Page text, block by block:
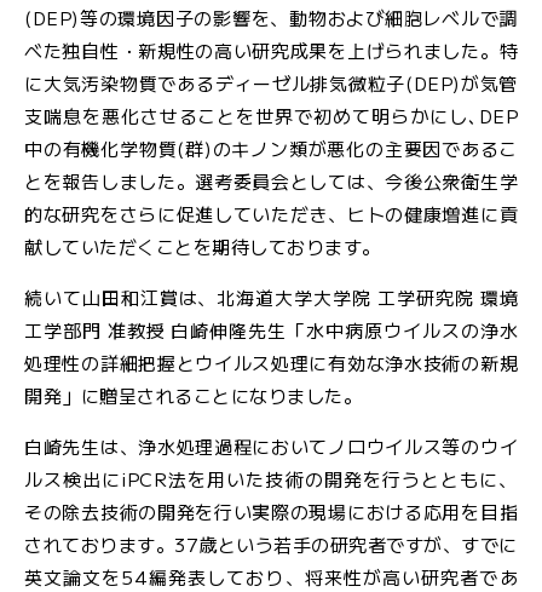
(DEP)等の環境因子の影響を、動物および細胞レベルで調
べた独自性・新規性の高い研究成果を上げられました。特
に大気汚染物質であるディーゼル排気微粒子(DEP)が気管
支喘息を悪化させることを世界で初めて明らかにし､DEP
中の有機化学物質(群)のキノン類が悪化の主要因であるこ
とを報告しました。選考委員会としては、今後公衆衛生学
的な研究をさらに促進していただき、ヒトの健康増進に貢
献していただくことを期待しております。
続いて山田和江賞は、北海道大学大学院 工学研究院 環境
工学部門 准教授 白崎伸隆先生「水中病原ウイルスの浄水
処理性の詳細把握とウイルス処理に有効な浄水技術の新規
開発」に贈呈されることになりました。
白崎先生は、浄水処理過程においてノロウイルス等のウイ
ルス検出にiPCR法を用いた技術の開発を行うとともに、
その除去技術の開発を行い実際の現場における応用を目指
されております。37歳という若手の研究者ですが、すでに
英文論文を54編発表しており、将来性が高い研究者であ